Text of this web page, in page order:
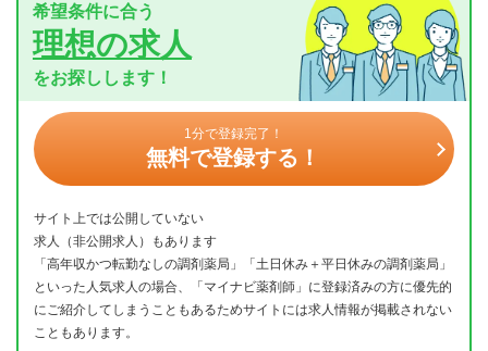
希望条件に合う
理想の求人
をお探しします！
1分で登録完了！
無料で登録する！
サイト上では公開していない
求人（非公開求人）もあります
「高年収かつ転勤なしの調剤薬局」「土日休み＋平日休みの調剤薬局」
といった人気求人の場合、「マイナビ薬剤師」に登録済みの方に優先的
にご紹介してしまうこともあるためサイトには求人情報が掲載されない
こともあります。